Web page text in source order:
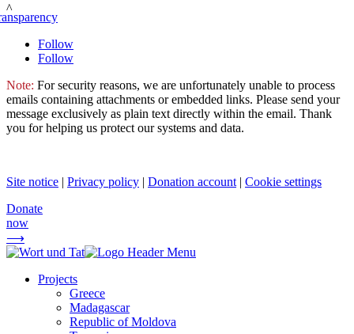
^
Follow
Follow
Note: For security reasons, we are unfortunately unable to process
emails containing attachments or embedded links. Please send your
message exclusively as plain text directly within the email. Thank
you for helping us protect our systems and data.
Site notice | Privacy policy | Donation account | Cookie settings
Donate
now
⟶
Projects
Greece
Madagascar
Republic of Moldova